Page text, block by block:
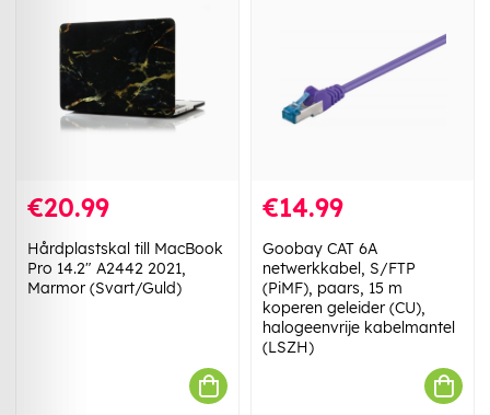
€20.99
Hårdplastskal till MacBook
Pro 14.2" A2442 2021,
Marmor (Svart/Guld)
€14.99
Goobay CAT 6A
netwerkkabel, S/FTP
(PiMF), paars, 15 m
koperen geleider (CU),
halogeenvrije kabelmantel
(LSZH)